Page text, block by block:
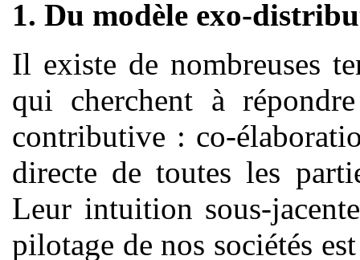
1. Du modèle exo-
Il existe de nombreuses
qui cherchent à
contributive : co-
directe de toutes les
Leur intuition sous-
pilotage de nos sociétés